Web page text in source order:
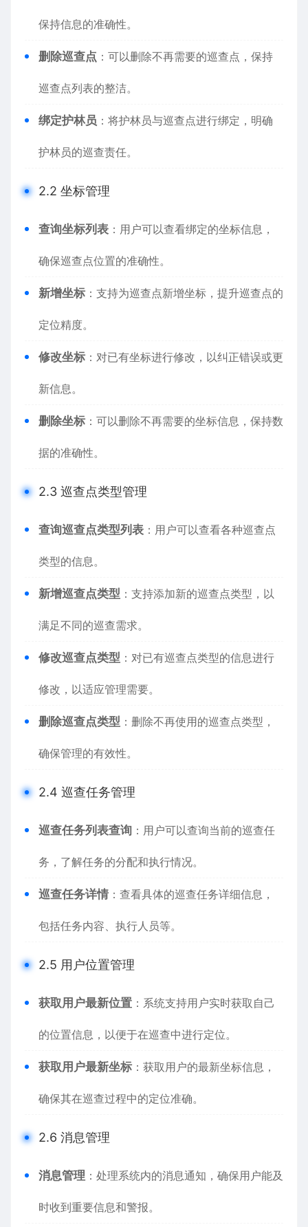
保持信息的准确性。
删除巡查点 ：可以删除不再需要的巡查点，保持
巡查点列表的整洁。
绑定护林员 ：将护林员与巡查点进行绑定，明确
护林员的巡查责任。
2.2 坐标管理
查询坐标列表 ：用户可以查看绑定的坐标信息，
确保巡查点位置的准确性。
新增坐标 ：支持为巡查点新增坐标，提升巡查点的
定位精度。
修改坐标 ：对已有坐标进行修改，以纠正错误或更
新信息。
删除坐标 ：可以删除不再需要的坐标信息，保持数
据的准确性。
2.3 巡查点类型管理
查询巡查点类型列表 ：用户可以查看各种巡查点
类型的信息。
新增巡查点类型 ：支持添加新的巡查点类型，以
满足不同的巡查需求。
修改巡查点类型 ：对已有巡查点类型的信息进行
修改，以适应管理需要。
删除巡查点类型 ：删除不再使用的巡查点类型，
确保管理的有效性。
2.4 巡查任务管理
巡查任务列表查询 ：用户可以查询当前的巡查任
务，了解任务的分配和执行情况。
巡查任务详情 ：查看具体的巡查任务详细信息，
包括任务内容、执行人员等。
2.5 用户位置管理
获取用户最新位置 ：系统支持用户实时获取自己
的位置信息，以便于在巡查中进行定位。
获取用户最新坐标 ：获取用户的最新坐标信息，
确保其在巡查过程中的定位准确。
2.6 消息管理
消息管理 ：处理系统内的消息通知，确保用户能及
时收到重要信息和警报。